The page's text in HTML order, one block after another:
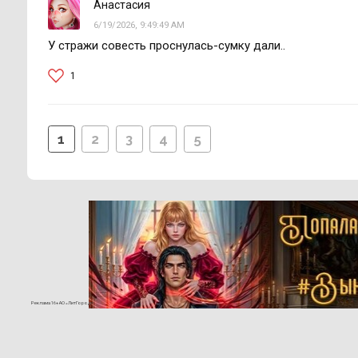
Анастасия
6/19/2026, 9:49:49 AM
У стражи совесть проснулась-сумку дали..
1
1 2 3 4 5
Реклама 16+ АО «ЛитГород»